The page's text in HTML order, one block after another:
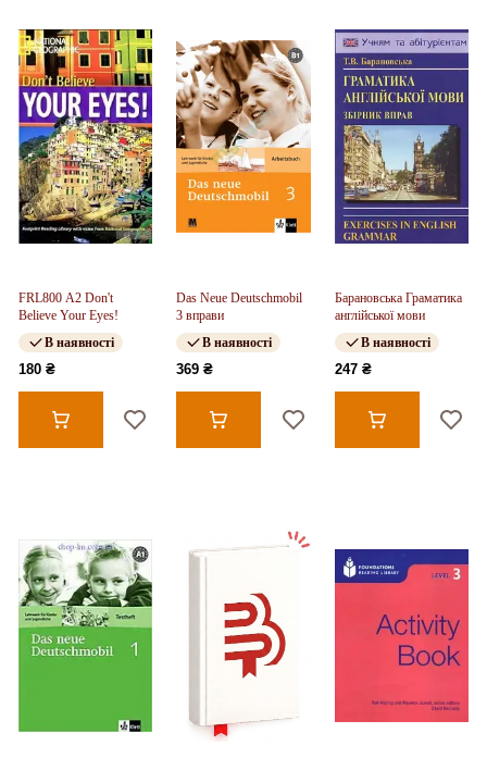
FRL800 A2 Don't
Believe Your Eyes!
В наявності
180 ₴
Das Neue Deutschmobil
3 вправи
В наявності
369 ₴
Барановська Граматика
англійської мови
В наявності
247 ₴